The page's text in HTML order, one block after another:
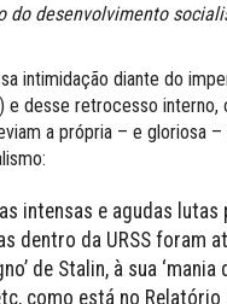
do desenvolvimento
intimidação diante do
e desse retrocesso interno,
a própria – e gloriosa –
intensas e agudas
dentro da URSS foram
de Stalin, à sua ‘mania
como está no